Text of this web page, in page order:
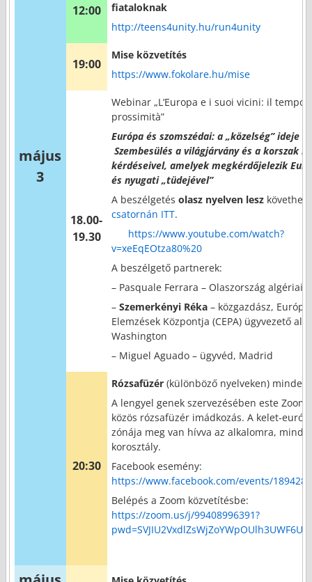
május
3
12:00
fiataloknak
http://teens4unity.hu/run4unity
19:00
Mise közvetítés
https://www.fokolare.hu/mise
18.00-
19.30
Webinar „L’Europa e i suoi vicini: il tempo
prossimità”
Európa és szomszédai: a „közelség” ideje –
Szembesülés a világjárvány és a korszak
kérdéseivel, amelyek megkérdőjelezik
és nyugati „tüdejével”
A beszélgetés olasz nyelven lesz
csatornán ITT.
https://www.youtube.com/watch?
v=xeEqEOtza80%20
A beszélgető partnerek:
– Pasquale Ferrara – Olaszország algériai
– Szemerkényi Réka – közgazdász,
Elemzések Központja (CEPA) ügyvezető
Washington
– Miguel Aguado – ügyvéd, Madrid
20:30
Rózsafüzér(különböző nyelveken)
A lengyel genek szervezésében este
közös rózsafüzér imádkozás. A kelet-
zónája meg van hívva az alkalomra,
korosztály.
Facebook esemény:
https://www.facebook.com/events/
Belépés a Zoom közvetítésbe:
https://zoom.us/j/99408996391?